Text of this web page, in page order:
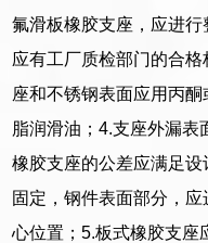
氟滑板橡胶支座，应进行
应有工厂质检部门的合
座和不锈钢表面应用丙
脂润滑油；4.支座外漏表
橡胶支座的公差应满足
固定，钢件表面部分，
心位置；5.板式橡胶支座